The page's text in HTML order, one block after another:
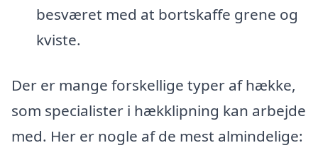
besværet med at bortskaffe grene og
kviste.
Der er mange forskellige typer af hække,
som specialister i hækklipning kan arbejde
med. Her er nogle af de mest almindelige: